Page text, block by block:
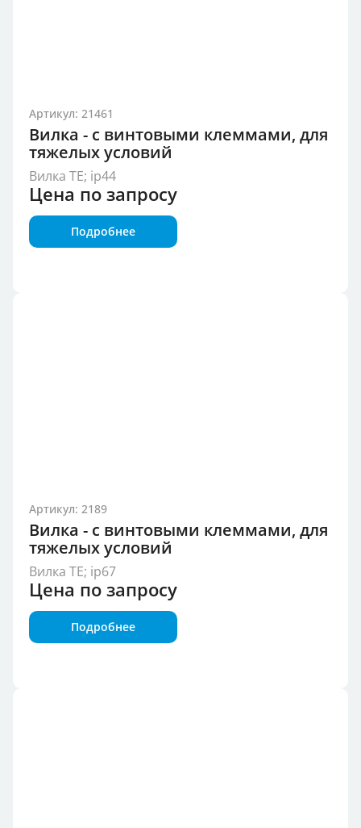
Артикул: 21461
Вилка - с винтовыми клеммами, для
тяжелых условий
Вилка TE; ip44
Цена по запросу
Подробнее
Артикул: 2189
Вилка - с винтовыми клеммами, для
тяжелых условий
Вилка TE; ip67
Цена по запросу
Подробнее